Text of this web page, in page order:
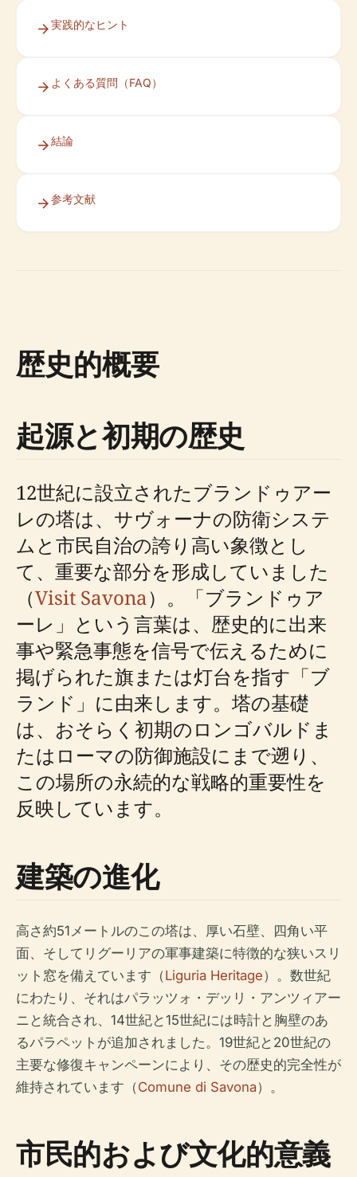
実践的なヒント
よくある質問（FAQ）
結論
参考文献
歴史的概要
起源と初期の歴史
12世紀に設立されたブランドゥアー
レの塔は、サヴォーナの防衛システ
ムと市民自治の誇り高い象徴とし
て、重要な部分を形成していました
（Visit Savona）。「ブランドゥア
ーレ」という言葉は、歴史的に出来
事や緊急事態を信号で伝えるために
掲げられた旗または灯台を指す「ブ
ランド」に由来します。塔の基礎
は、おそらく初期のロンゴバルドま
たはローマの防御施設にまで遡り、
この場所の永続的な戦略的重要性​​を
反映しています。
建築の進化
高さ約51メートルのこの塔は、厚い石壁、四角い平
面、そしてリグーリアの軍事建築に特徴的な狭いスリ
ット窓を備えています（Liguria Heritage）。数世紀
にわたり、それはパラッツォ・デッリ・アンツィアー
ニと統合され、14世紀と15世紀には時計と胸壁のあ
るパラペットが追加されました。19世紀と20世紀の
主要な修復キャンペーンにより、その歴史的完全性が
維持されています（Comune di Savona）。
市民的および文化的意義